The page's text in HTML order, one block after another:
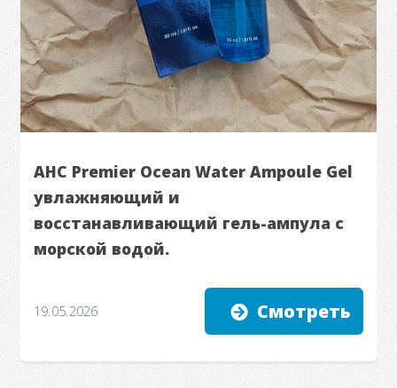
AHC Premier Ocean Water Ampoule Gel
увлажняющий и
восстанавливающий гель-ампула с
морской водой.
19.05.2026 Смотреть